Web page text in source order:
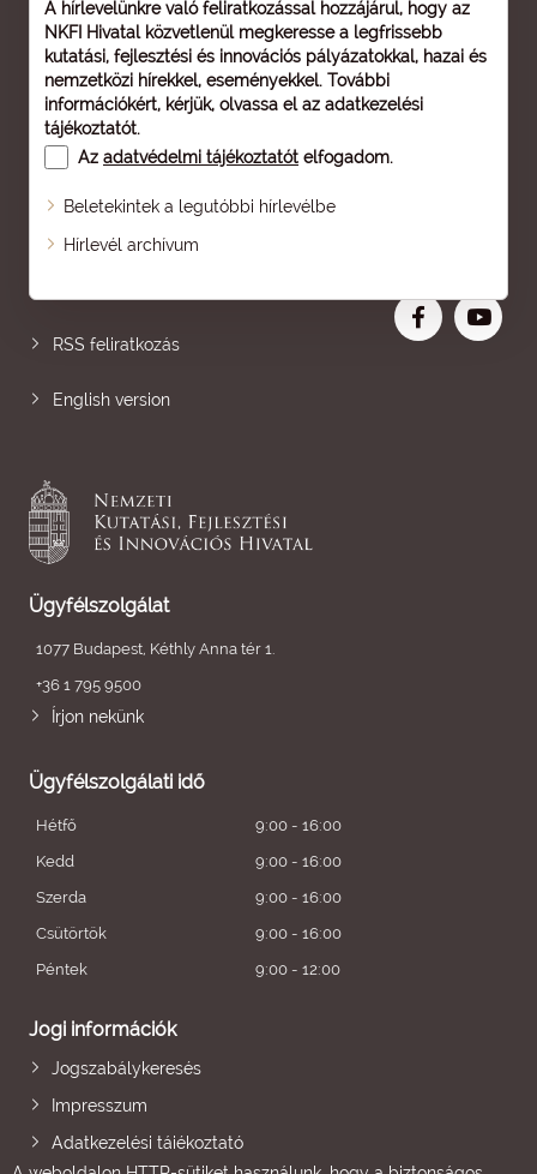
A hírlevelünkre való feliratkozással hozzájárul, hogy az
NKFI Hivatal közvetlenül megkeresse a legfrissebb
kutatási, fejlesztési és innovációs pályázatokkal, hazai és
nemzetközi hírekkel, eseményekkel. További
információkért, kérjük, olvassa el az adatkezelési
tájékoztatót.
Az adatvédelmi tájékoztatót elfogadom.
Beletekintek a legutóbbi hírlevélbe
Hírlevél archívum
Oldaltérkép
RSS feliratkozás
English version
Ügyfélszolgálat
1077 Budapest, Kéthly Anna tér 1.
+36 1 795 9500
Írjon nekünk
Ügyfélszolgálati idő
Hétfő
9:00 - 16:00
Kedd
9:00 - 16:00
Szerda
9:00 - 16:00
Csütörtök
9:00 - 16:00
Péntek
9:00 - 12:00
Jogi információk
Jogszabálykeresés
Impresszum
Adatkezelési tájékoztató